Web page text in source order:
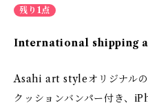
残り1点
International shipping
Asahi art styleオリジナルの
クッションバンパー付き、